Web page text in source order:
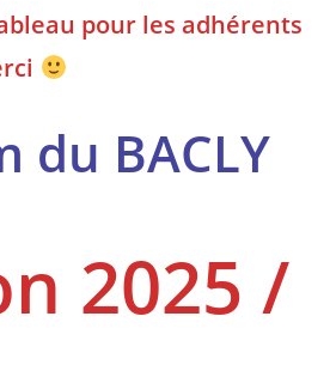
pour les adhérents
du BACLY
2025 /